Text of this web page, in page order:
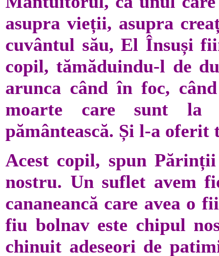
asupra vieții, asupra
cuvântul său, El Însuși
copil, tămăduindu-l de
arunca când în foc,
moarte care sunt la
pământească. Și l-a oferit
Acest copil, spun
nostru. Un suflet avem
cananeancă care avea o
fiu bolnav este chipul
chinuit adeseori de